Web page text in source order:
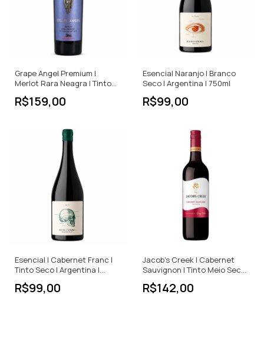
Grape Angel Premium |
Merlot Rara Neagra | Tinto
Seco | 750ml
R$159,00
Esencial Naranjo | Branco
Seco | Argentina | 750ml
R$99,00
Esencial | Cabernet Franc |
Tinto Seco | Argentina |
R$99,00
Jacob's Creek | Cabernet
Sauvignon | Tinto Meio Seco |
R$142,00